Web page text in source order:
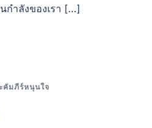
กำลังของเรา […]
คัมภีร์หนุนใจ